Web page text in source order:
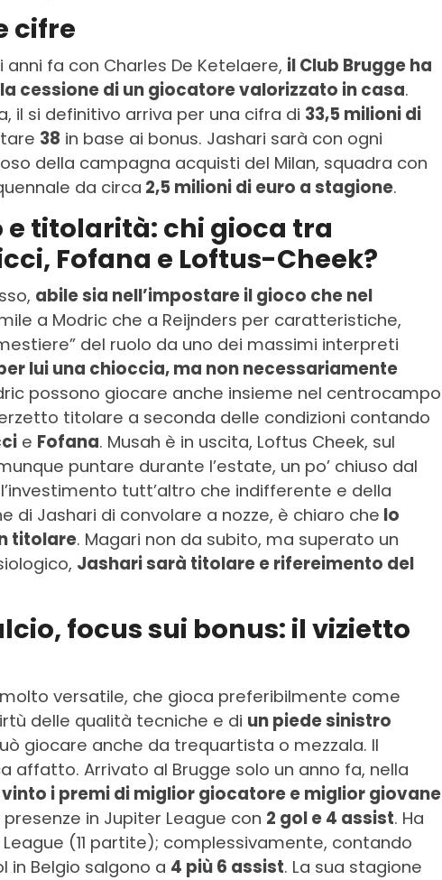
cifre
fa con Charles De Ketelaere, il Club Brugge ha
cessione di un giocatore valorizzato in casa.
il si definitivo arriva per una cifra di 33,5 milioni di
38 in base ai bonus. Jashari sarà con ogni
della campagna acquisti del Milan, squadra con
da circa 2,5 milioni di euro a stagione.
titolarità: chi gioca tra
Fofana e Loftus-Cheek?
abile sia nell’impostare il gioco che nel
a Modric che a Reijnders per caratteristiche,
del ruolo da uno dei massimi interpreti
lui una chioccia, ma non necessariamente
possono giocare anche insieme nel centrocampo
titolare a seconda delle condizioni contando
e Fofana. Musah è in uscita, Loftus Cheek, sul
puntare durante l’estate, un po’ chiuso dal
tutt’altro che indifferente e della
di Jashari di convolare a nozze, è chiaro che lo
titolare. Magari non da subito, ma superato un
Jashari sarà titolare e rifereimento del
focus sui bonus: il vizietto
versatile, che gioca preferibilmente come
delle qualità tecniche e di un piede sinistro
giocare anche da trequartista o mezzala. Il
affatto. Arrivato al Brugge solo un anno fa, nella
i premi di miglior giocatore e miglior giovane
presenze in Jupiter League con 2 gol e 4 assist. Ha
(11 partite); complessivamente, contando
in Belgio salgono a 4 più 6 assist. La sua stagione